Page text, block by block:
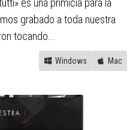
es una primicia para la
grabado a toda nuestra
tocando...
Windows Mac